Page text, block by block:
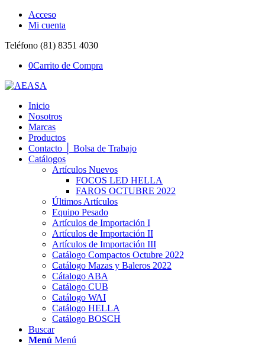
Acceso
Mi cuenta
Teléfono (81) 8351 4030
0Carrito de Compra
Inicio
Nosotros
Marcas
Productos
Contacto │ Bolsa de Trabajo
Catálogos
Artículos Nuevos
FOCOS LED HELLA
FAROS OCTUBRE 2022
Últimos Artículos
Equipo Pesado
Artículos de Importación I
Artículos de Importación II
Artículos de Importación III
Catálogo Compactos Octubre 2022
Catálogo Mazas y Baleros 2022
Cátalogo ABA
Catálogo CUB
Catálogo WAI
Catálogo HELLA
Catálogo BOSCH
Buscar
Menú Menú